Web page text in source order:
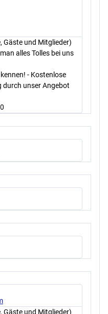
Gäste und Mitglieder)
alles Tolles bei uns
- Kostenlose
durch unser Angebot
Gäste und Mitglieder)